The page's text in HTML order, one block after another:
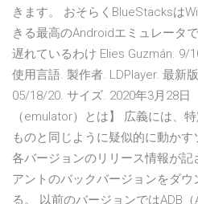
きます。 おそらくBlueStacksは
きる最高のAndroidエミュレータ
遅れているわけ Elies Guzmán. 9/
使用言語. 製作者. LDPlayer. 最新
05/18/20. サイズ. 2020年3月28日
（emulator）とは】 広義には、
ものと同じように疑似的に動か
各バージョンのリリース情報が記
アントのバックバージョンをダウ
る。 以前のバージョンではADB